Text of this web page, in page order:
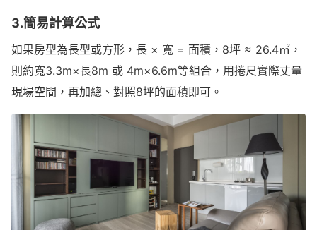
3.簡易計算公式
如果房型為長型或方形，長 × 寬 = 面積，8坪 ≈ 26.4㎡，
則約寬3.3m×長8m 或 4m×6.6m等組合，用捲尺實際丈量
現場空間，再加總、對照8坪的面積即可。